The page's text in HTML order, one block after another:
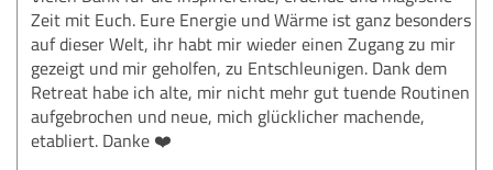
Zeit mit Euch. Eure Energie und Wärme ist ganz besonders
auf dieser Welt, ihr habt mir wieder einen Zugang zu mir
gezeigt und mir geholfen, zu Entschleunigen. Dank dem
Retreat habe ich alte, mir nicht mehr gut tuende Routinen
aufgebrochen und neue, mich glücklicher machende,
etabliert. Danke ❤️